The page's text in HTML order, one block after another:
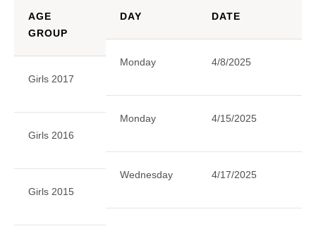
AGE
GROUP
Girls 2017
Girls 2016
Girls 2015
DAY
Monday
Monday
Wednesday
DATE
4/8/2025
4/15/2025
4/17/2025